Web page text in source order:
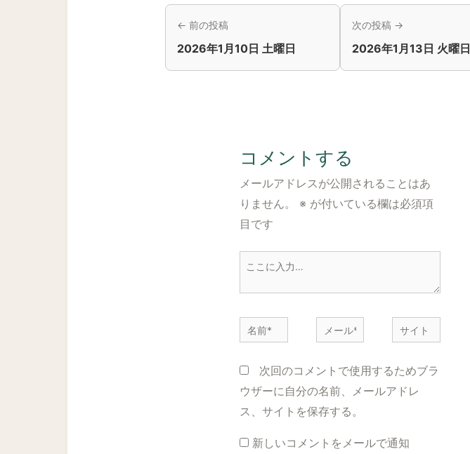
← 前の投稿
2026年1月10日 土曜日
次の投稿 →
2026年1月13日 火曜日
コメントする
メールアドレスが公開されることはあ
りません。
※ が付いている欄は必須項
目です
こ
入
力…
名
前
*
ー
ル
*
サ
イ
ト
次回のコメントで使用するためブラ
ウザーに自分の名前、メールアドレ
ス、サイトを保存する。
新しいコメントをメールで通知